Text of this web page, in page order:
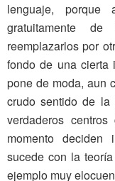
lenguaje,
gratuitamente
reemplazarlos por
fondo de una cierta
pone de moda, aun
crudo sentido de la
verdaderos
momento deciden
sucede con la
ejemplo muy